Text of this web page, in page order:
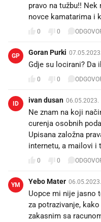
pravo na tužbu!!
novce kamatarima i
0 0
GP Goran Purki 07.05.2023.
Gdje su locirani? Da
0 0
ID ivan dusan 06.05.2023.
Ne znam na koji
curenja osobnih
Upisana založna
internetu, a mailovi i
0 0
YM Yebo Mater 06.05.2023.
Uopce mi nije jasno
za potrazivanje,
zakasnim sa